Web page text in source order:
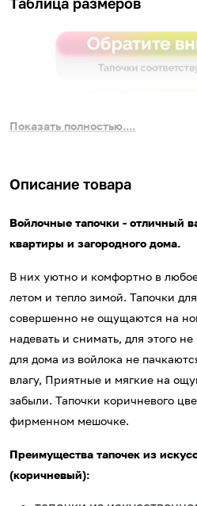
Показать полностью....
Описание товара
Войлочные тапочки - отличный
квартиры и загородного дома.
В них уютно и комфортно в
летом и тепло зимой. Тапочки
совершенно не ощущаются на
надевать и снимать, для этого
для дома из войлока не
влагу, Приятные и мягкие на
забыли. Тапочки коричневого
фирменном мешочке.
Преимущества тапочек из
(коричневый):